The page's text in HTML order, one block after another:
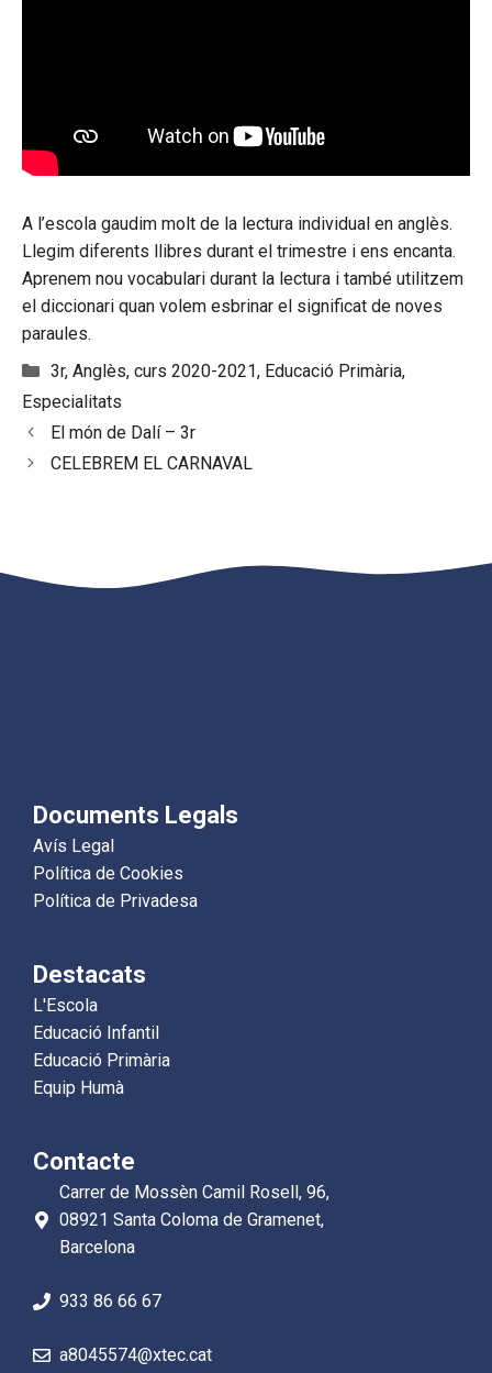
A l’escola gaudim molt de la lectura individual en anglès.
Llegim diferents llibres durant el trimestre i ens encanta.
Aprenem nou vocabulari durant la lectura i també utilitzem
el diccionari quan volem esbrinar el significat de noves
paraules.
Categories
3r, Anglès, curs 2020-2021, Educació Primària,
Especialitats
El món de Dalí – 3r
CELEBREM EL CARNAVAL
Documents Legals
Avís Legal
Política de Cookies
Política de Privadesa
Destacats
L'Escola
Educació Infantil
Educació Primària
Equip Humà
Contacte
Carrer de Mossèn Camil Rosell, 96,
08921 Santa Coloma de Gramenet,
Barcelona
933 86 66 67
a8045574@xtec.cat